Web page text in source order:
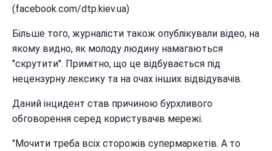
(facebook.com/dtp.kiev.ua)
Більше того, журналісти також опублікували відео, на
якому видно, як молоду людину намагаються
"скрутити". Примітно, що це відбувається під
нецензурну лексику та на очах інших відвідувачів.
Даний інцидент став причиною бурхливого
обговорення серед користувачів мережі.
"Мочити треба всіх сторожів супермаркетів. А то